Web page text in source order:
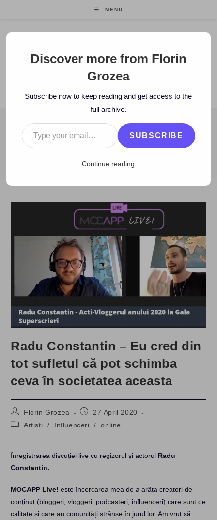
MENU
Florin Grozea
ENTREPRENEUR. FOUNDER/CEO MOCAPP.
BLOG
2020 > April > 27 > Artisti > Radu Constantin – Eu cred din tot
Radu Constantin – Eu cred din
tot sufletul că pot schimba
ceva în societatea aceasta
Post
author:
Florin Grozea
Post27 April 2020
PostArtisti / Influenceri / online
Înregistrarea discuției live cu regizorul și actorul Radu
Constantin.
MOCAPP Live! este încercarea mea de a arăta creatori de
conținut (bloggeri, vloggeri, podcasteri, influenceri) care sunt de
calitate și care au comunități strânse în jurul lor. Am vrut să
Discover more from Florin
Grozea
Subscribe now to keep reading and get access to the
full archive.
Type your email…
SUBSCRIBE
Continue reading